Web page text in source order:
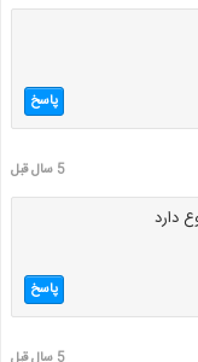
پاسخ
5 سال قبل
پاسخ